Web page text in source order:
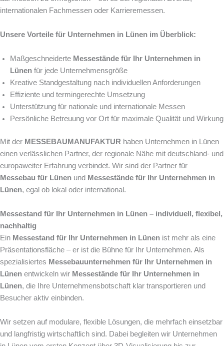
internationalen Fachmessen oder Karrieremessen.
Unsere Vorteile für Unternehmen in Lünen im Überblick:
Maßgeschneiderte Messestände für Ihr Unternehmen in
Lünen für jede Unternehmensgröße
Kreative Standgestaltung nach individuellen Anforderungen
Effiziente und termingerechte Umsetzung
Unterstützung für nationale und internationale Messen
Persönliche Betreuung vor Ort für maximale Qualität und Wirkung
Mit der MESSEBAUMANUFAKTUR haben Unternehmen in Lünen
einen verlässlichen Partner, der regionale Nähe mit deutschland- und
europaweiter Erfahrung verbindet. Wir sind der Partner für
Messebau für Lünen und Messestände für Ihr Unternehmen in
Lünen, egal ob lokal oder international.
Messestand für Ihr Unternehmen in Lünen – individuell, flexibel,
nachhaltig
Ein Messestand für Ihr Unternehmen in Lünen ist mehr als eine
Präsentationsfläche – er ist die Bühne für Ihr Unternehmen. Als
spezialisiertes Messebauunternehmen für Ihr Unternehmen in
Lünen entwickeln wir Messestände für Ihr Unternehmen in
Lünen, die Ihre Unternehmensbotschaft klar transportieren und
Besucher aktiv einbinden.
Wir setzen auf modulare, flexible Lösungen, die mehrfach einsetzbar
und langfristig wirtschaftlich sind. Dabei begleiten wir Unternehmen